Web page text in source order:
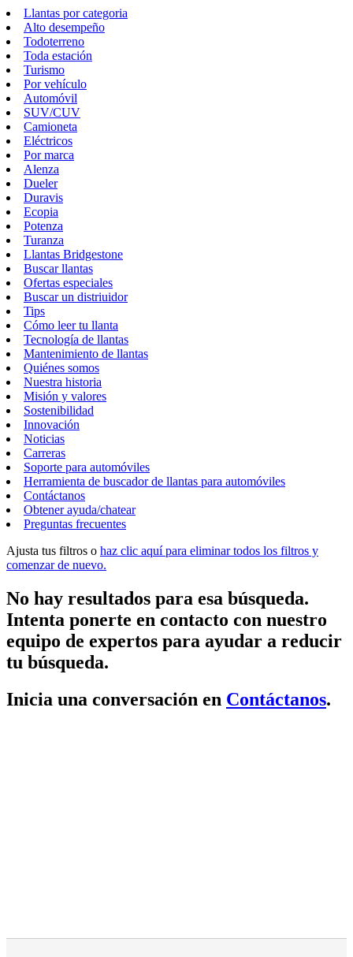
Llantas por categoria
Alto desempeño
Todoterreno
Toda estación
Turismo
Por vehículo
Automóvil
SUV/CUV
Camioneta
Eléctricos
Por marca
Alenza
Dueler
Duravis
Ecopia
Potenza
Turanza
Llantas Bridgestone
Buscar llantas
Ofertas especiales
Buscar un distriuidor
Tips
Cómo leer tu llanta
Tecnología de llantas
Mantenimiento de llantas
Quiénes somos
Nuestra historia
Misión y valores
Sostenibilidad
Innovación
Noticias
Carreras
Soporte para automóviles
Herramienta de buscador de llantas para automóviles
Contáctanos
Obtener ayuda/chatear
Preguntas frecuentes
Ajusta tus filtros o haz clic aquí para eliminar todos los filtros y
comenzar de nuevo.
No hay resultados para esa búsqueda.
Intenta ponerte en contacto con nuestro
equipo de expertos para ayudar a reducir
tu búsqueda.
Inicia una conversación en Contáctanos.